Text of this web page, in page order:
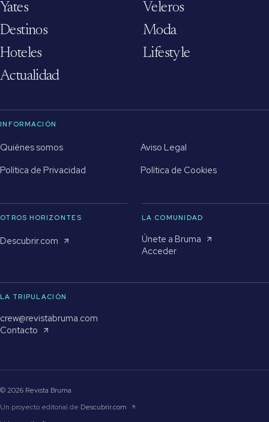
Yates
Veleros
Destinos
Moda
Hoteles
Lifestyle
Actualidad
INFORMACIÓN
Quiénes somos
Aviso Legal
Política de Privacidad
Política de Cookies
OTROS HORIZONTES
Descubrir.com
LA COMUNIDAD
Únete a Bruma
Acceder
LA TRIPULACIÓN
crew@revistabruma.com
Contacto
© 2026 Revista Bruma
Un proyecto editorial de Descubrir.com